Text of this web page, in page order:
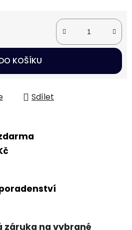
KOŠÍKU
Sdílet
záruka na vybrané